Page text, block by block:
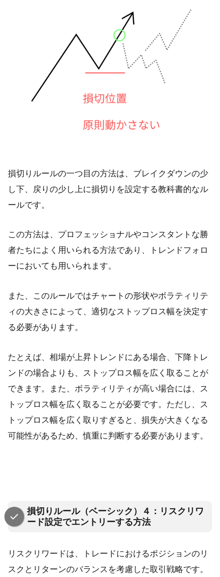
損切りルールの一つ目の方法は、ブレイクダウンの少
し下、戻りの少し上に損切りを設定する教科書的なル
ールです。
この方法は、プロフェッショナルやコンスタントな勝
者たちによく用いられる方法であり、トレンドフォロ
ーにおいても用いられます。
また、このルールではチャートの形状やボラティリテ
ィの大きさによって、適切なストップロス幅を決定す
る必要があります。
たとえば、相場が上昇トレンドにある場合、下降トレ
ンドの場合よりも、ストップロス幅を広く取ることが
できます。また、ボラティリティが高い場合には、ス
トップロス幅を広く取ることが必要です。ただし、ス
トップロス幅を広く取りすぎると、損失が大きくなる
可能性があるため、慎重に判断する必要があります。
損切りルール（ベーシック）４：リスクリワ
ード設定でエントリーする方法
リスクリワードは、トレードにおけるポジションのリ
スクとリターンのバランスを考慮した取引戦略です。